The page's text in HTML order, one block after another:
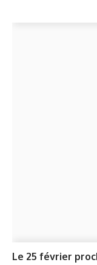
Le 25 février